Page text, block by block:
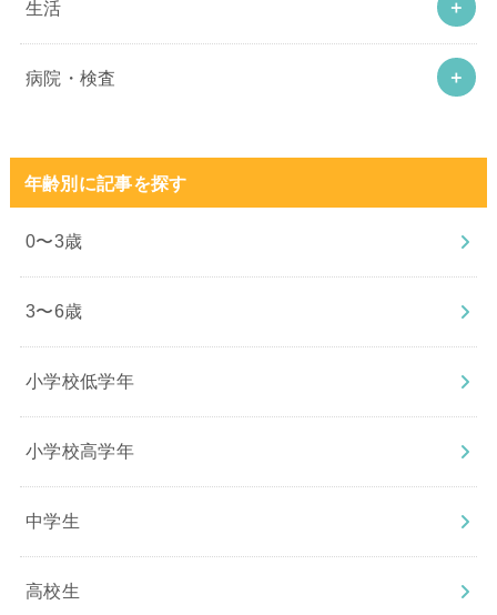
生活
病院・検査
年齢別に記事を探す
0〜3歳
3〜6歳
小学校低学年
小学校高学年
中学生
高校生